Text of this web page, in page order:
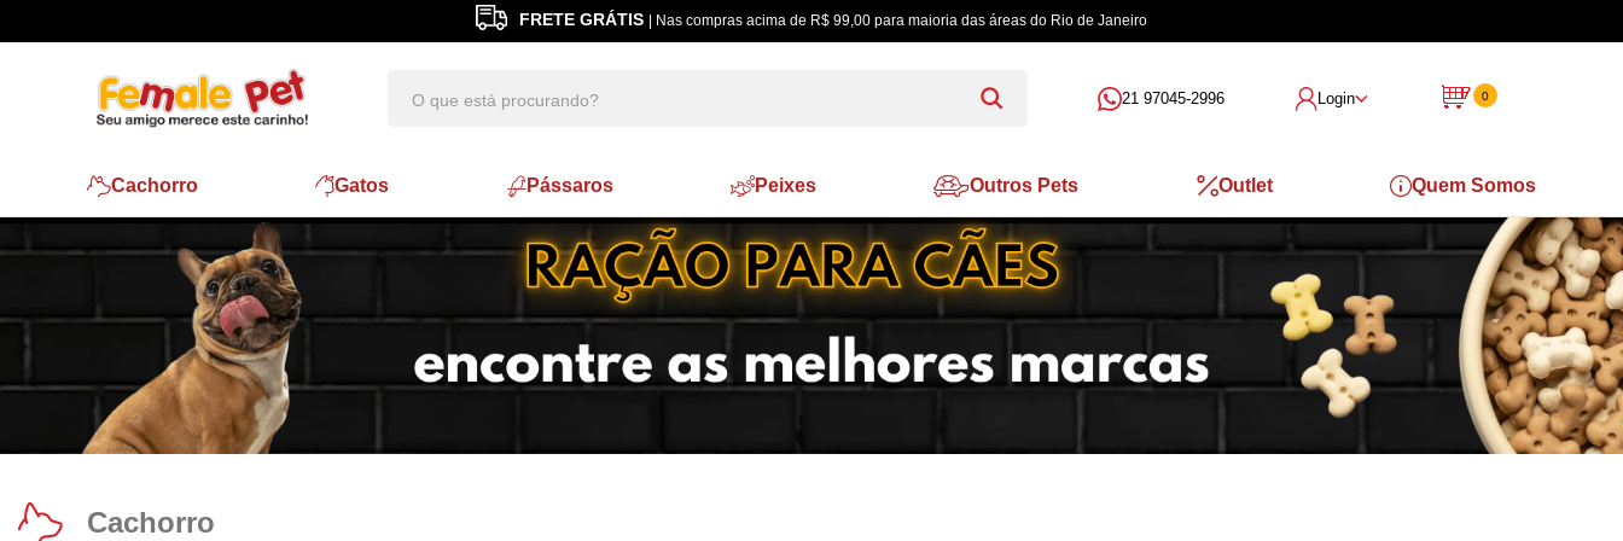
FRETE GRÁTIS | Nas compras acima de R$ 99,00 para maioria das áreas do Rio de Janeiro
21 97045-2996 Login 0
Cachorro Gatos Pássaros Peixes Outros Pets Outlet Quem Somos
Cachorro